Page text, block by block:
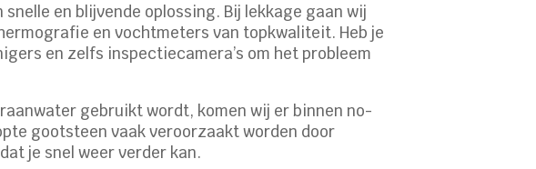
en blijvende oplossing. Bij lekkage gaan wij
en vochtmeters van topkwaliteit. Heb je
en zelfs inspectiecamera’s om het probleem
gebruikt wordt, komen wij er binnen no-
gootsteen vaak veroorzaakt worden door
je snel weer verder kan.